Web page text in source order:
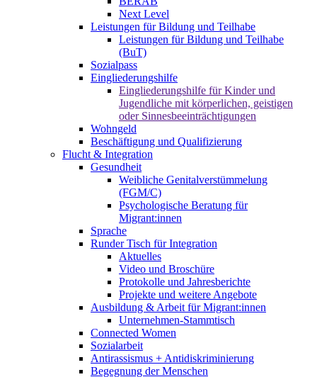
Next Level
Leistungen für Bildung und Teilhabe
Leistungen für Bildung und Teilhabe
(BuT)
Sozialpass
Eingliederungshilfe
Eingliederungshilfe für Kinder und
Jugendliche mit körperlichen, geistigen
oder Sinnesbeeinträchtigungen
Wohngeld
Beschäftigung und Qualifizierung
Flucht & Integration
Gesundheit
Weibliche Genitalverstümmelung
(FGM/C)
Psychologische Beratung für
Migrant:innen
Sprache
Runder Tisch für Integration
Aktuelles
Video und Broschüre
Protokolle und Jahresberichte
Projekte und weitere Angebote
Ausbildung & Arbeit für Migrant:innen
Unternehmen-Stammtisch
Connected Women
Sozialarbeit
Antirassismus + Antidiskriminierung
Begegnung der Menschen